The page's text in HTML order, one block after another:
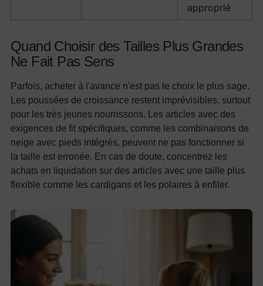
approprié
Quand Choisir des Tailles Plus Grandes
Ne Fait Pas Sens
Parfois, acheter à l'avance n'est pas le choix le plus sage.
Les poussées de croissance restent imprévisibles, surtout
pour les très jeunes nourrissons. Les articles avec des
exigences de fit spécifiques, comme les combinaisons de
neige avec pieds intégrés, peuvent ne pas fonctionner si
la taille est erronée. En cas de doute, concentrez les
achats en liquidation sur des articles avec une taille plus
flexible comme les cardigans et les polaires à enfiler.